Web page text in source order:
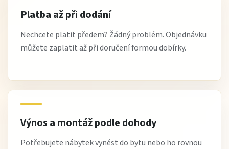
Platba až při dodání
Nechcete platit předem? Žádný problém. Objednávku
můžete zaplatit až při doručení formou dobírky.
Výnos a montáž podle dohody
Potřebujete nábytek vynést do bytu nebo ho rovnou